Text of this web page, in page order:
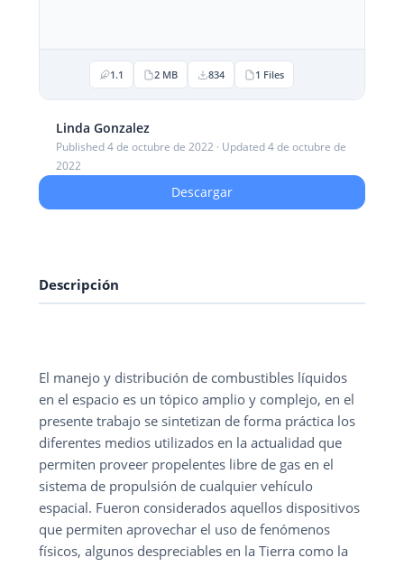
1.1 2 MB 834 1 Files
Linda Gonzalez
Published 4 de octubre de 2022 · Updated 4 de octubre de
2022
Descargar
Descripción
El manejo y distribución de combustibles líquidos
en el espacio es un tópico amplio y complejo, en el
presente trabajo se sintetizan de forma práctica los
diferentes medios utilizados en la actualidad que
permiten proveer propelentes libre de gas en el
sistema de propulsión de cualquier vehículo
espacial. Fueron considerados aquellos dispositivos
que permiten aprovechar el uso de fenómenos
físicos, algunos despreciables en la Tierra como la